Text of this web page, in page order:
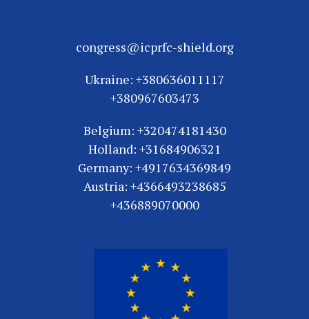
congress@icprfc-shield.org
Ukraine: +380636011117
+380967603473
Belgium: +320474181430
Holland: +31684906321
Germany: +4917634369849
Austria: +4366493238685
+436889070000